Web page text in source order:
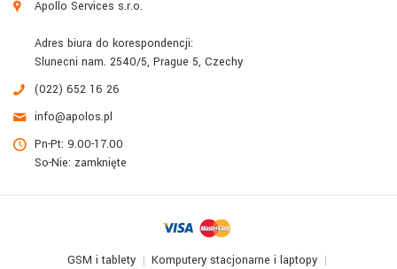
Apollo Services s.r.o.
Adres biura do korespondencji:
Slunecni nam. 2540/5, Prague 5, Czechy
(022) 652 16 26
info@apolos.pl
Pn-Pt: 9.00-17.00
So-Nie: zamknięte
GSM i tablety Komputery stacjonarne i laptopy